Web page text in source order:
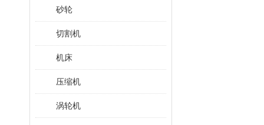
砂轮
切割机
机床
压缩机
涡轮机